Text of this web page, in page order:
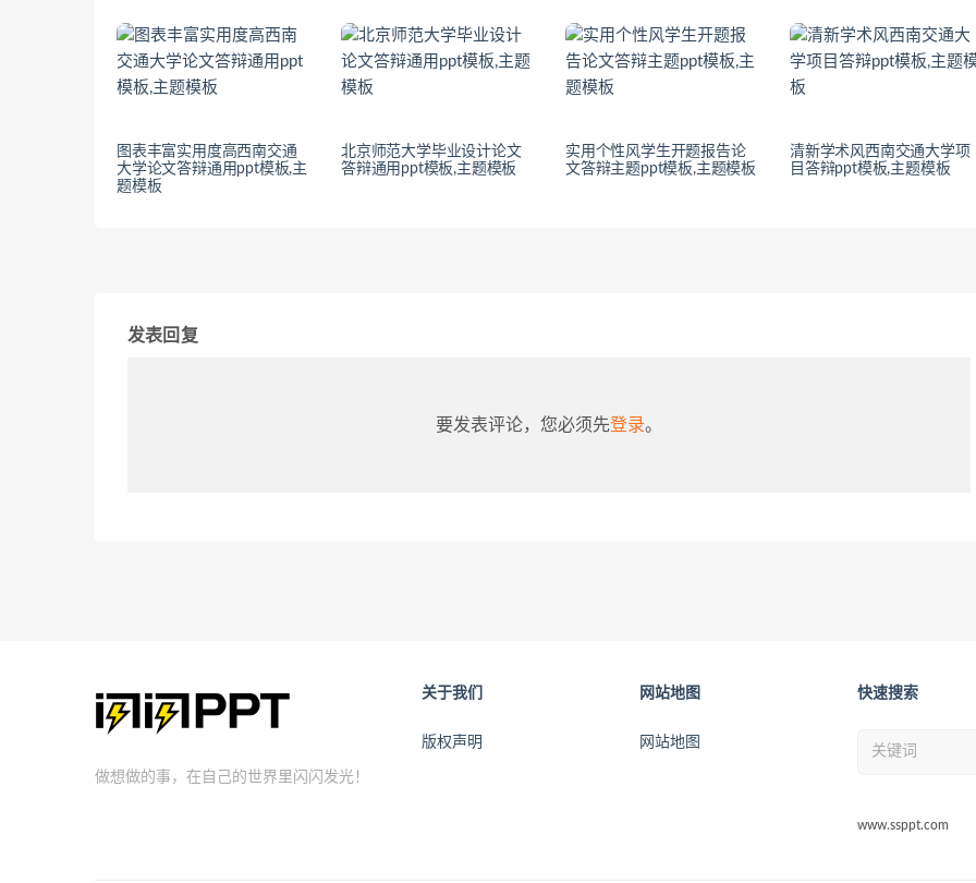
图表丰富实用度高西南交通
大学论文答辩通用ppt模板,主
题模板
北京师范大学毕业设计论文
答辩通用ppt模板,主题模板
实用个性风学生开题报告论
文答辩主题ppt模板,主题模板
清新学术风西南交通大学项
目答辩ppt模板,主题模板
发表回复
要发表评论，您必须先登录。
做想做的事，在自己的世界里闪闪发光！
关于我们
版权声明
网站地图
网站地图
快速搜索
www.ssppt.com